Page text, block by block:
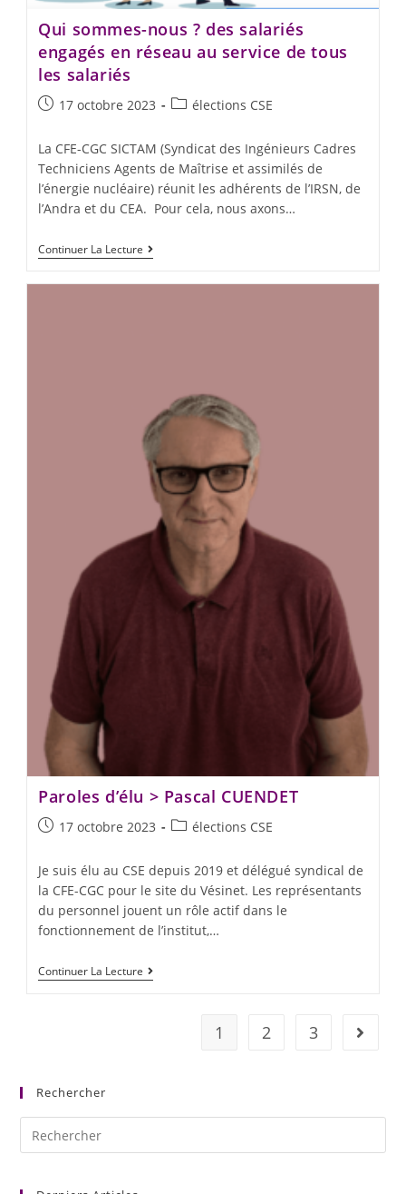
Qui sommes-nous ? des salariés
engagés en réseau au service de tous
les salariés
17 octobre 2023 élections CSE
La CFE-CGC SICTAM (Syndicat des Ingénieurs Cadres
Techniciens Agents de Maîtrise et assimilés de
l’énergie nucléaire) réunit les adhérents de l’IRSN, de
l’Andra et du CEA. Pour cela, nous axons…
Continuer La Lecture
Paroles d’élu > Pascal CUENDET
17 octobre 2023 élections CSE
Je suis élu au CSE depuis 2019 et délégué syndical de
la CFE-CGC pour le site du Vésinet. Les représentants
du personnel jouent un rôle actif dans le
fonctionnement de l’institut,…
Continuer La Lecture
1 2 3
Rechercher